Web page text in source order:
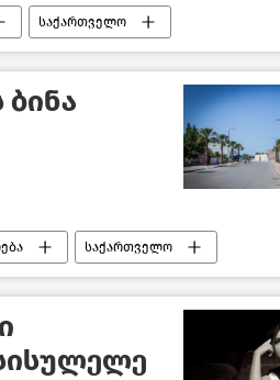
საქართველო
საქართველო